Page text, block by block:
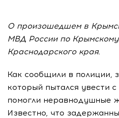
О произошедшем в
МВД России по
Краснодарского края.
Как сообщили в полиции,
который пытался увести
помогли неравнодушные
Известно, что